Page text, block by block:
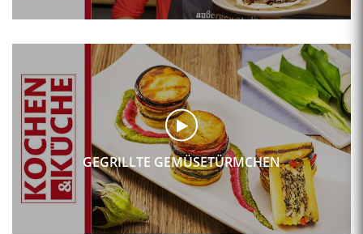
GEGRILLTE GEMÜSETÜRMCHEN